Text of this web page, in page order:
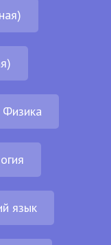
Физика
язык